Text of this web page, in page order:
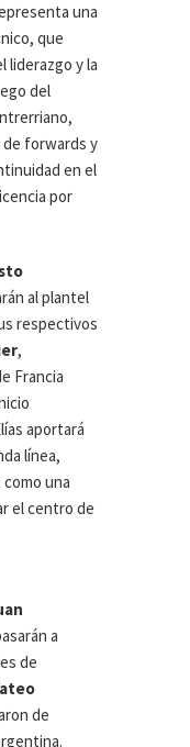
una
que
liderazgo y la
del
de forwards y
en el
por
al plantel
respectivos
,
Francia
aportará
línea,
una
el centro de
a
de
de